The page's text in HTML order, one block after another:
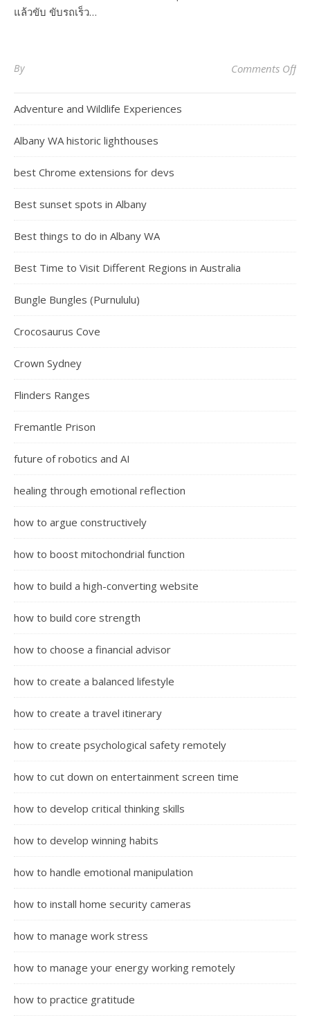
แล้วขับ ขับรถเร็ว…
By Comments Offon
Adventure and Wildlife Experiences
Albany WA historic lighthouses
best Chrome extensions for devs
Best sunset spots in Albany
Best things to do in Albany WA
Best Time to Visit Different Regions in Australia
Bungle Bungles (Purnululu)
Crocosaurus Cove
Crown Sydney
Flinders Ranges
Fremantle Prison
future of robotics and AI
healing through emotional reflection
how to argue constructively
how to boost mitochondrial function
how to build a high-converting website
how to build core strength
how to choose a financial advisor
how to create a balanced lifestyle
how to create a travel itinerary
how to create psychological safety remotely
how to cut down on entertainment screen time
how to develop critical thinking skills
how to develop winning habits
how to handle emotional manipulation
how to install home security cameras
how to manage work stress
how to manage your energy working remotely
how to practice gratitude